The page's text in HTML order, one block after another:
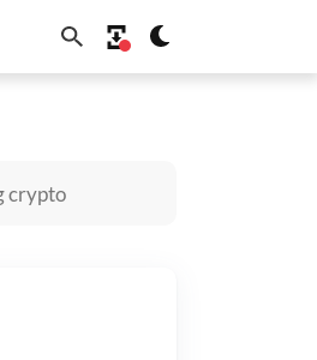
BNB